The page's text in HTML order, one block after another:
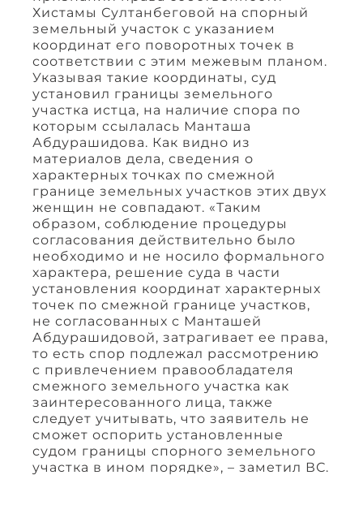
Хистамы Султанбеговой на спорный
земельный участок с указанием
координат его поворотных точек в
соответствии с этим межевым планом.
Указывая такие координаты, суд
установил границы земельного
участка истца, на наличие спора по
которым ссылалась Манташа
Абдурашидова. Как видно из
материалов дела, сведения о
характерных точках по смежной
границе земельных участков этих двух
женщин не совпадают. «Таким
образом, соблюдение процедуры
согласования действительно было
необходимо и не носило формального
характера, решение суда в части
установления координат характерных
точек по смежной границе участков,
не согласованных с Манташей
Абдурашидовой, затрагивает ее права,
то есть спор подлежал рассмотрению
с привлечением правообладателя
смежного земельного участка как
заинтересованного лица, также
следует учитывать, что заявитель не
сможет оспорить установленные
судом границы спорного земельного
участка в ином порядке», – заметил ВС.